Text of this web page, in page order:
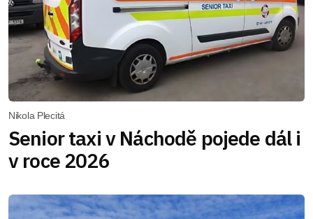
Nikola Plecitá
Senior taxi v Náchodě pojede dál i
v roce 2026